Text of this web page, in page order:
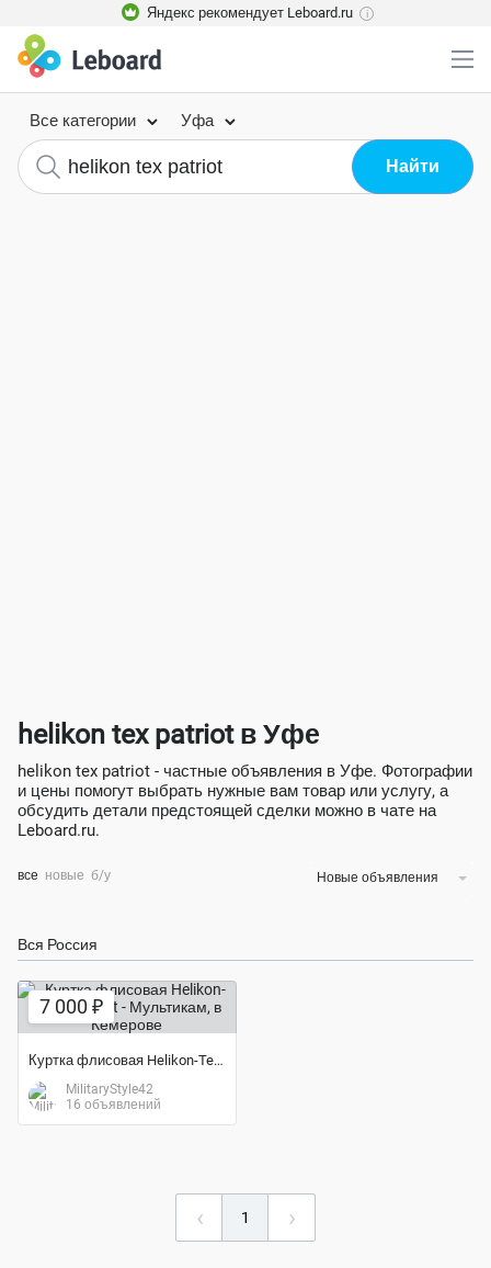
Яндекс рекомендует Leboard.ru i
Все категории Уфа
helikon tex patriot в Уфе
helikon tex patriot - частные объявления в Уфе. Фотографии
и цены помогут выбрать нужные вам товар или услугу, а
обсудить детали предстоящей сделки можно в чате на
Leboard.ru.
все новые б/у Новые объявления
Вся Россия
7 000 ₽
Куртка флисовая Helikon-Tex® Patriot - Мультикам
MilitaryStyle42
16 объявлений
‹ 1 ›